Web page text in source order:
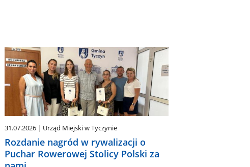
31.07.2026 Urząd Miejski w Tyczynie
Rozdanie nagród w rywalizacji o
Puchar Rowerowej Stolicy Polski za